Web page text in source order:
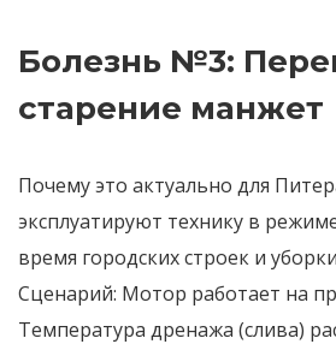
Болезнь №3:
старение манжет
Почему это актуально для
эксплуатируют технику в
время городских строек и
Сценарий: Мотор работает на
Температура дренажа (слива)